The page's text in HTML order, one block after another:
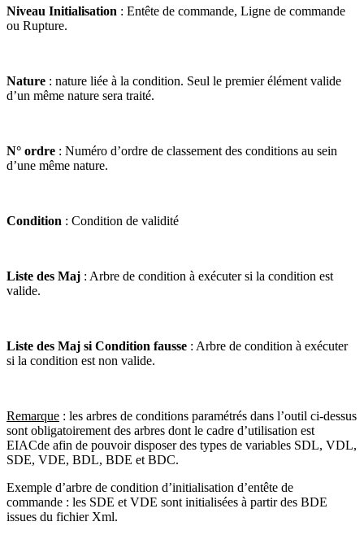
Niveau Initialisation : Entête de commande, Ligne de commande
ou Rupture.
Nature : nature liée à la condition. Seul le premier élément valide
d’un même nature sera traité.
N° ordre : Numéro d’ordre de classement des conditions au sein
d’une même nature.
Condition : Condition de validité
Liste des Maj : Arbre de condition à exécuter si la condition est
valide.
Liste des Maj si Condition fausse : Arbre de condition à exécuter
si la condition est non valide.
Remarque : les arbres de conditions paramétrés dans l’outil ci-dessus
sont obligatoirement des arbres dont le cadre d’utilisation est
EIACde afin de pouvoir disposer des types de variables SDL, VDL,
SDE, VDE, BDL, BDE et BDC.
Exemple d’arbre de condition d’initialisation d’entête de
commande : les SDE et VDE sont initialisées à partir des BDE
issues du fichier Xml.